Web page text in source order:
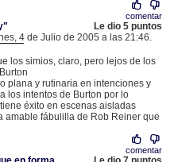
comentar
Le dio 5 puntos
4 de Julio de 2005 a las 21:46.
los simios, claro, pero lejos de los
plana y rutinaria en intenciones y
los intentos de Burton por lo
éxito en escenas aisladas
amable fábulilla de Rob Reiner que
comentar